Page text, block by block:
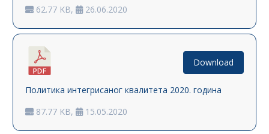
62.77 KB,
26.06.2020
Политика интегрисаног квалитета 2020. година
87.77 KB,
15.05.2020
Download